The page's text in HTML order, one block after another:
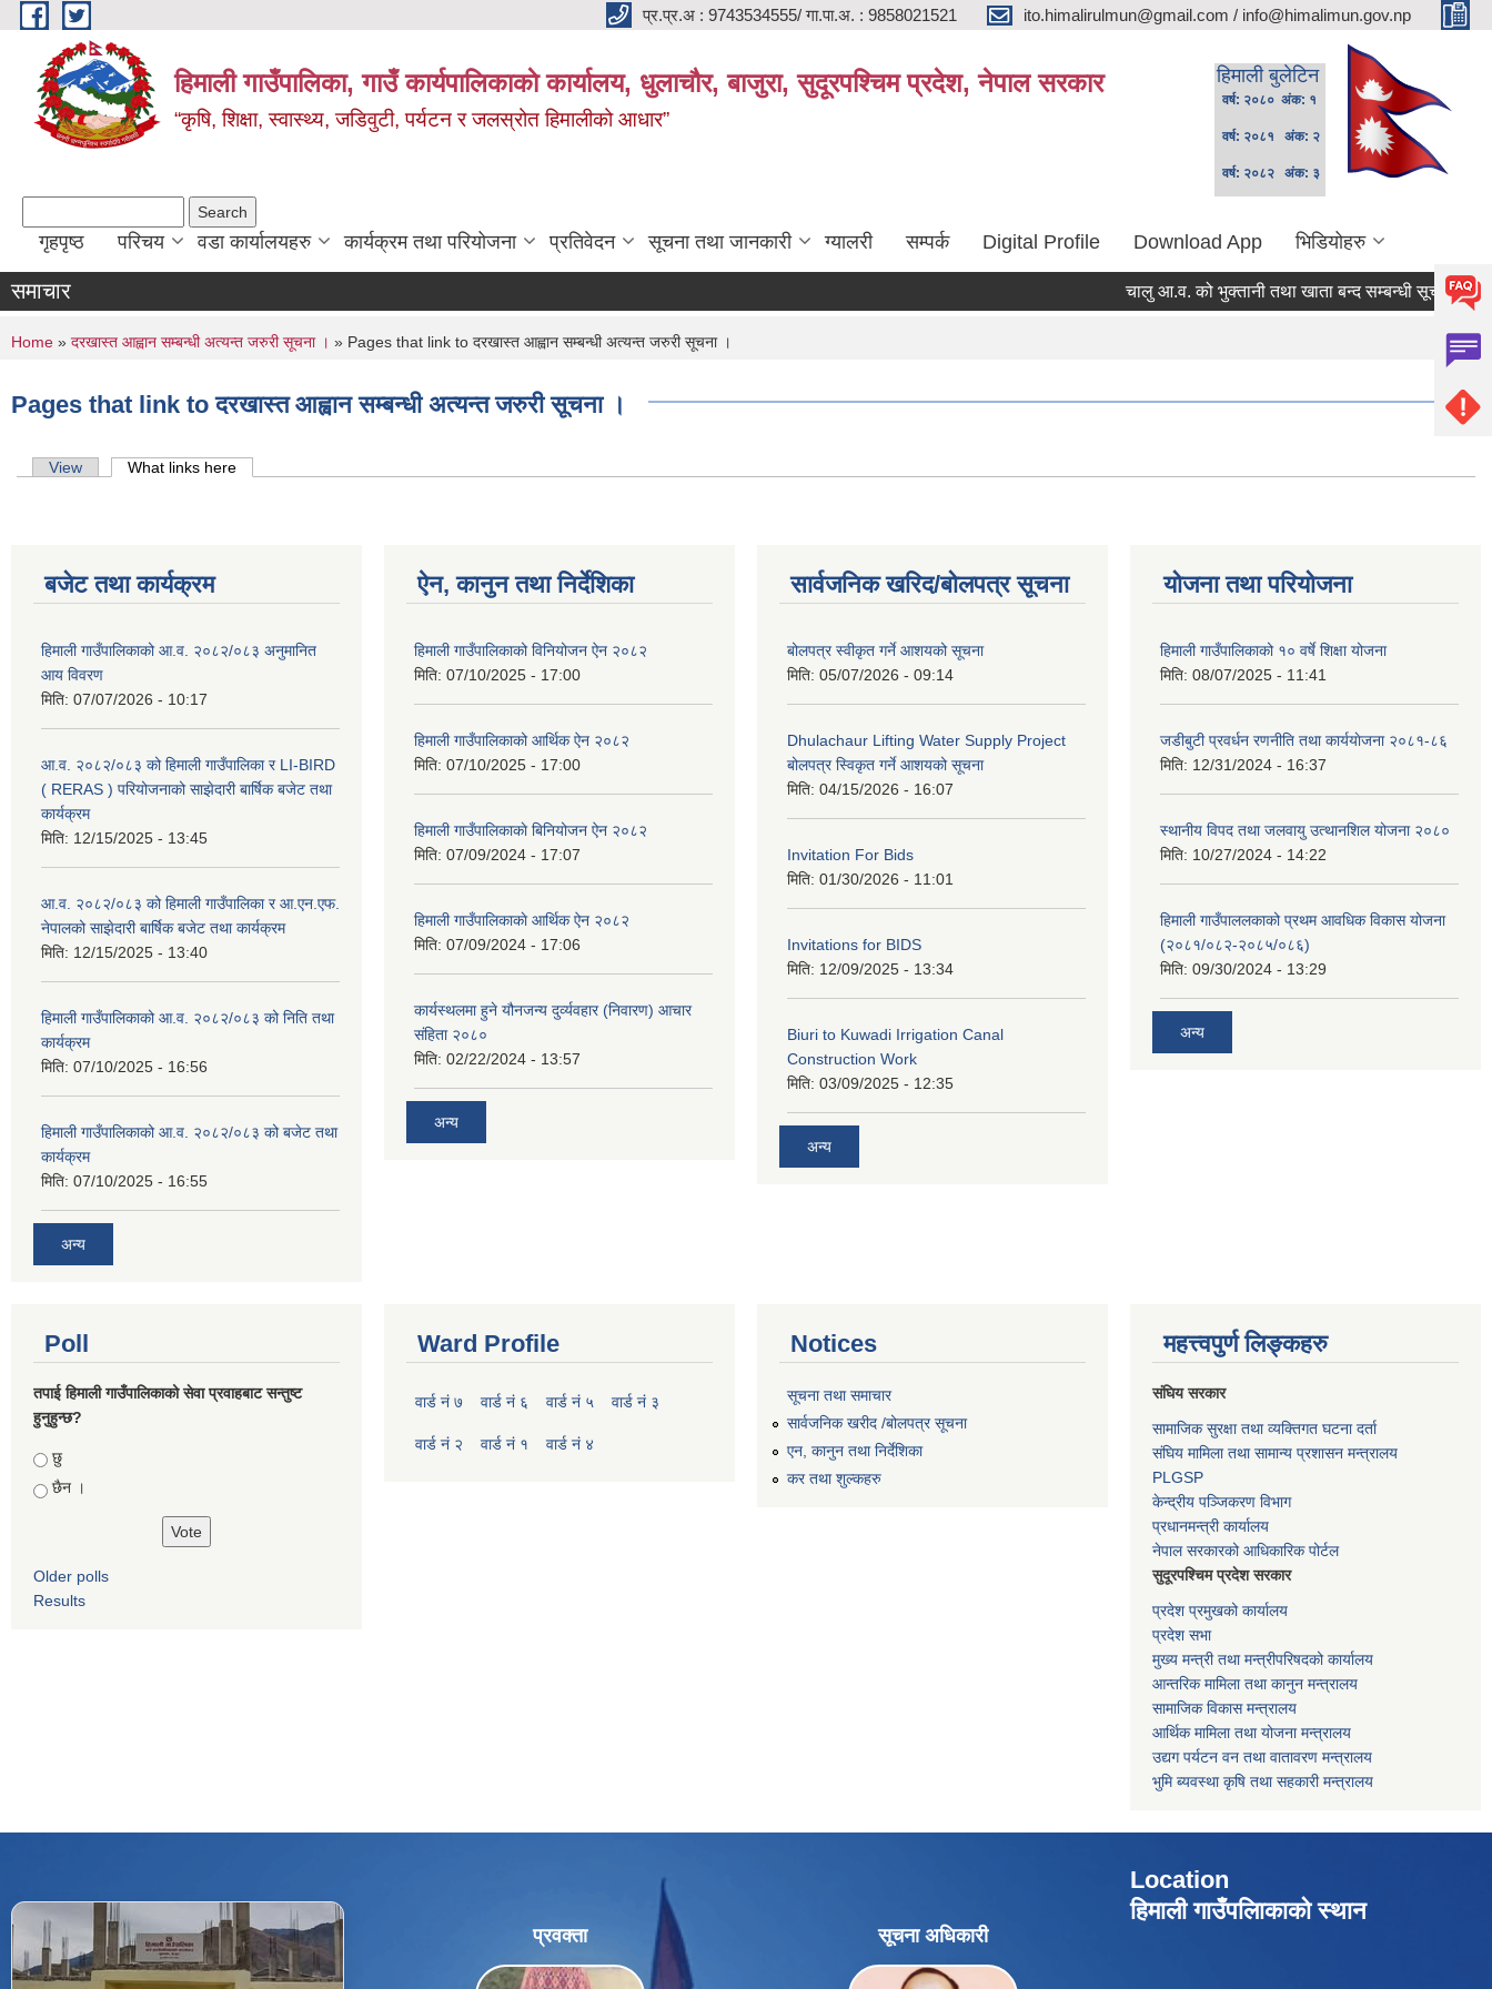
Skip to main content प्र.प्र.अ : 9743534555/ गा.पा.अ. : 9858021521 ito.himalirulmun@gmail.com / info@himalimun.gov.np
हिमाली गाउँपालिका, गाउँ कार्यपालिकाकाे कार्यालय, धुलाचौर, बाजुरा, सुदूरपश्चिम प्रदेश, नेपाल सरकार
“कृषि, शिक्षा, स्वास्थ्य, जडिवुटी, पर्यटन र जलस्रोत हिमालीको आधार”
हिमाली बुलेटिन
वर्ष: २०८० अंक: १
वर्ष: २०८१ अंक: २
वर्ष: २०८२ अंक: ३
गृहपृष्ठ परिचय वडा कार्यालयहरु कार्यक्रम तथा परियोजना प्रतिवेदन सूचना तथा जानकारी ग्यालरी सम्पर्क Digital Profile Download App भिडियोहरु
समाचार चालु आ.व. को भुक्तानी तथा खाता बन्द सम्बन्धी सूचना ।
You are here
Home » दरखास्त आह्वान सम्बन्धी अत्यन्त जरुरी सूचना । » Pages that link to दरखास्त आह्वान सम्बन्धी अत्यन्त जरुरी सूचना ।
Pages that link to दरखास्त आह्वान सम्बन्धी अत्यन्त जरुरी सूचना ।
Primary tabs
View What links here
बजेट तथा कार्यक्रम
हिमाली गाउँपालिकाको आ.व. २०८२/०८३ अनुमानित
आय विवरण
मिति: 07/07/2026 - 10:17
आ.व. २०८२/०८३ को हिमाली गाउँपालिका र LI-BIRD
( RERAS ) परियोजनाको साझेदारी बार्षिक बजेट तथा
कार्यक्रम
मिति: 12/15/2025 - 13:45
आ.व. २०८२/०८३ को हिमाली गाउँपालिका र आ.एन.एफ.
नेपालको साझेदारी बार्षिक बजेट तथा कार्यक्रम
मिति: 12/15/2025 - 13:40
हिमाली गाउँपालिकाको आ.व. २०८२/०८३ को निति तथा
कार्यक्रम
मिति: 07/10/2025 - 16:56
हिमाली गाउँपालिकाको आ.व. २०८२/०८३ को बजेट तथा
कार्यक्रम
मिति: 07/10/2025 - 16:55
अन्य
ऐन, कानुन तथा निर्देशिका
हिमाली गाउँपालिकाको विनियोजन ऐन २०८२
मिति: 07/10/2025 - 17:00
हिमाली गाउँपालिकाको आर्थिक ऐन २०८२
मिति: 07/10/2025 - 17:00
हिमाली गाउँपालिकाकाे बिनियोजन ऐन २०८२
मिति: 07/09/2024 - 17:07
हिमाली गाउँपालिकाकाे आर्थिक ऐन २०८२
मिति: 07/09/2024 - 17:06
कार्यस्थलमा हुने यौनजन्य दुर्व्यवहार (निवारण) आचार
संहिता २०८०
मिति: 02/22/2024 - 13:57
अन्य
सार्वजनिक खरिद/बोलपत्र सूचना
बोलपत्र स्वीकृत गर्ने आशयको सूचना
मिति: 05/07/2026 - 09:14
Dhulachaur Lifting Water Supply Project
बोलपत्र स्विकृत गर्ने आशयको सूचना
मिति: 04/15/2026 - 16:07
Invitation For Bids
मिति: 01/30/2026 - 11:01
Invitations for BIDS
मिति: 12/09/2025 - 13:34
Biuri to Kuwadi Irrigation Canal
Construction Work
मिति: 03/09/2025 - 12:35
अन्य
योजना तथा परियोजना
हिमाली गाउँपालिकाको १० वर्षे शिक्षा योजना
मिति: 08/07/2025 - 11:41
जडीबुटी प्रवर्धन रणनीति तथा कार्ययाेजना २०८१-८६
मिति: 12/31/2024 - 16:37
स्थानीय विपद तथा जलवायु उत्थानशिल योजना २०८०
मिति: 10/27/2024 - 14:22
हिमाली गाउँपाललकाको प्रथम आवधिक विकास योजना
(२०८१/०८२-२०८५/०८६)
मिति: 09/30/2024 - 13:29
अन्य
Poll
तपाई हिमाली गाउँपालिकाको सेवा प्रवाहबाट सन्तुष्ट
हुनुहुन्छ?
Choices
छु
छैन ।
Older polls
Results
Ward Profile
वार्ड नं ७ वार्ड नं ६ वार्ड नं ५ वार्ड नं ३
वार्ड नं २ वार्ड नं १ वार्ड नं ४
Notices
सूचना तथा समाचार
सार्वजनिक खरीद /बोलपत्र सूचना
एन, कानुन तथा निर्देशिका
कर तथा शुल्कहरु
महत्त्वपुर्ण लिङ्कहरु
संघिय सरकार
सामाजिक सुरक्षा तथा व्यक्तिगत घटना दर्ता
संघिय मामिला तथा सामान्य प्रशासन मन्त्रालय
PLGSP
केन्द्रीय पञ्जिकरण विभाग
प्रधानमन्त्री कार्यालय
नेपाल सरकारको आधिकारिक पोर्टल
सुदूरपश्चिम प्रदेश सरकार
प्रदेश प्रमुखको कार्यालय
प्रदेश सभा
मुख्य मन्त्री तथा मन्त्रीपरिषदको कार्यालय
आन्तरिक मामिला तथा कानुन मन्त्रालय
सामाजिक विकास मन्त्रालय
आर्थिक मामिला तथा योजना मन्त्रालय
उद्यग पर्यटन वन तथा वातावरण मन्त्रालय
भुमि ब्यवस्था कृषि तथा सहकारी मन्त्रालय
f Facebook ⋯ प्रवक्ता सूचना अधिकारी
Location
हिमाली गाउँपलािकाको स्थान